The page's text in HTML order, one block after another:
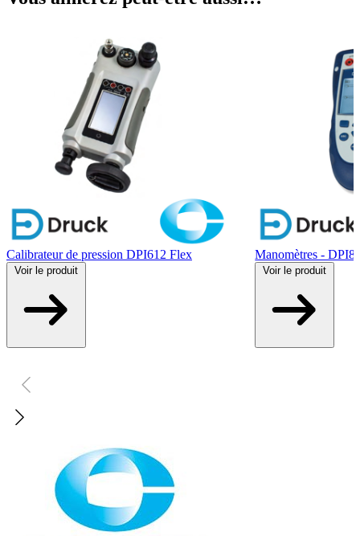
Calibrateur de pression DPI612 Flex
Voir le produit
Manomètres -
Voir le produit